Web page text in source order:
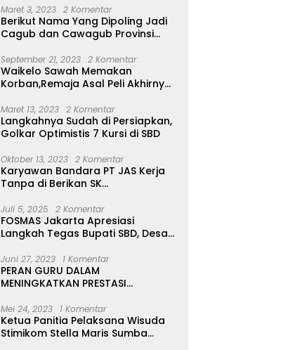
Maret 3, 2023 2 Komentar
Berikut Nama Yang Dipoling Jadi
Cagub dan Cawagub Provinsi
September 21, 2023 2 Komentar
Waikelo Sawah Memakan
Korban,Remaja Asal Peli Akhirnya
Maret 13, 2023 2 Komentar
Langkahnya Sudah di Persiapkan,
Golkar Optimistis 7 Kursi di SBD
Oktober 13, 2023 2 Komentar
Karyawan Bandara PT JAS Kerja
Tanpa di Berikan SK
Tangan Tanpa di Bacakan Isinya
Juli 5, 2025 2 Komentar
FOSMAS Jakarta Apresiasi
Langkah Tegas Bupati SBD, Desak
Juni 27, 2023 1 Komentar
PERAN GURU DALAM
MENINGKATKAN PRESTASI
Mei 24, 2023 1 Komentar
Ketua Panitia Pelaksana Wisuda
Stimikom Stella Maris Sumba